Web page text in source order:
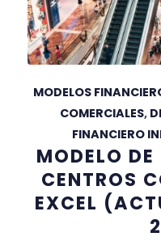
MODELOS
COMERCIALES,
FINANCIERO
MODELO DE
CENTROS
EXCEL